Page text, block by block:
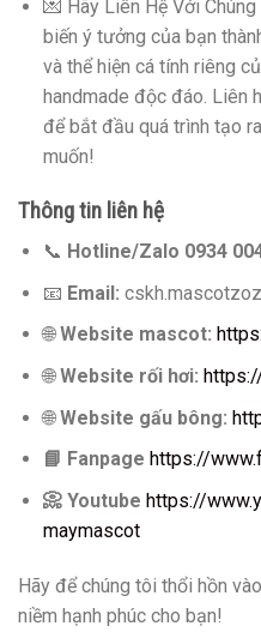
💌 Hãy Liên Hệ Với
biến ý tưởng của bạn
và thể hiện cá tính riêng
handmade độc đáo. Liên
để bắt đầu quá trình tạo
muốn!
Thông tin liên hệ
📞 Hotline/Zalo 0934
📧 Email:
🌐Website mascot:
🌐Website rối hơi:
🌐Website gấu bông:
📘 Fanpage https://
📀 Youtube https://
maymascot
Hãy để chúng tôi thổi hồn
niềm hạnh phúc cho bạn!